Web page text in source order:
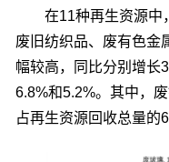
在11种再生资源中，
废旧纺织品、废有色金
幅较高，同比分别增长
6.8%和5.2%。其中，
占再生资源回收总量的